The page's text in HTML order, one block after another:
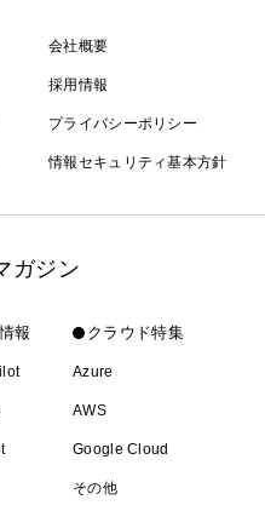
会社概要
採用情報
プライバシーポリシー
情報セキュリティ基本方針
ガジン
報 クラウド特集
Azure
AWS
Google Cloud
その他